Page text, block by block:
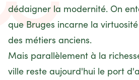
dédaigner la modernité. On
que Bruges incarne la
des métiers anciens.
Mais parallèlement à la
ville reste aujourd'hui le port